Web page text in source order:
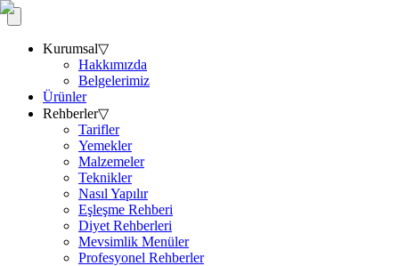
Kurumsal▽
Hakkımızda
Belgelerimiz
Ürünler
Rehberler▽
Tarifler
Yemekler
Malzemeler
Teknikler
Nasıl Yapılır
Eşleşme Rehberi
Diyet Rehberleri
Mevsimlik Menüler
Profesyonel Rehberler